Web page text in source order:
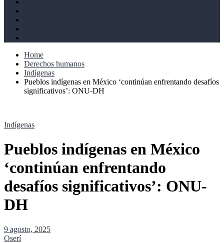
Home
Derechos humanos
Indígenas
Pueblos indígenas en México ‘continúan enfrentando desafíos
significativos’: ONU-DH
Indígenas
Pueblos indígenas en México
‘continúan enfrentando
desafíos significativos’: ONU-
DH
9 agosto, 2025
Oserí